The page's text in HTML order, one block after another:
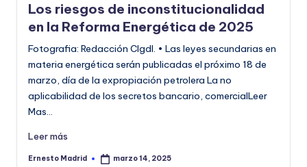
Los riesgos de inconstitucionalidad
en la Reforma Energética de 2025
Fotografia: Redacción CIgdl. • Las leyes secundarias en
materia energética serán publicadas el próximo 18 de
marzo, día de la expropiación petrolera La no
aplicabilidad de los secretos bancario, comercialLeer
Mas…
Leer más
Publicado
Ernesto Madrid marzo 14, 2025